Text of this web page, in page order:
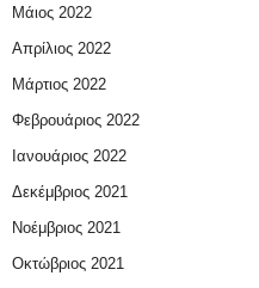
Μάιος 2022
Απρίλιος 2022
Μάρτιος 2022
Φεβρουάριος 2022
Ιανουάριος 2022
Δεκέμβριος 2021
Νοέμβριος 2021
Οκτώβριος 2021